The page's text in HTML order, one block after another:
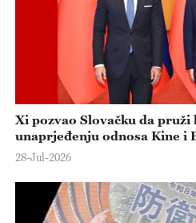
Xi pozvao Slovačku da
unaprjeđenju odnosa Kine i
28-Jul-2026